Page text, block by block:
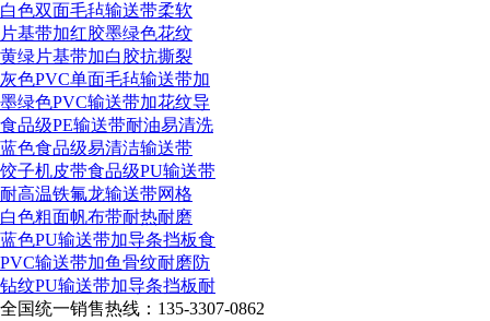
白色双面毛毡输送带柔软
片基带加红胶墨绿色花纹
黄绿片基带加白胶抗撕裂
灰色PVC单面毛毡输送带加
墨绿色PVC输送带加花纹导
食品级PE输送带耐油易清洗
蓝色食品级易清洁输送带
饺子机皮带食品级PU输送带
耐高温铁氟龙输送带网格
白色粗面帆布带耐热耐磨
蓝色PU输送带加导条挡板食
PVC输送带加鱼骨纹耐磨防
钻纹PU输送带加导条挡板耐
全国统一销售热线： 135-3307-0862